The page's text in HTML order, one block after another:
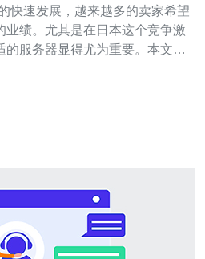
业绩。尤其是在日本这个竞争激
的服务器显得尤为重要。本文将